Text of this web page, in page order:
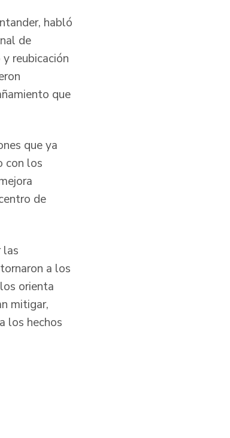
habló
de
reubicación
que
que ya
con los
de
las
a los
orienta
mitigar,
los hechos